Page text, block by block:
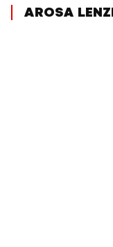
AROSA